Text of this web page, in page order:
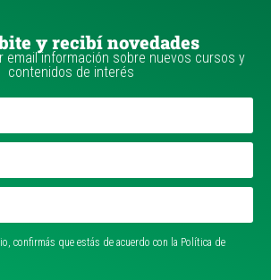
y recibí novedades
email información sobre nuevos cursos y
contenidos de interés
confirmás que estás de acuerdo con la Política de